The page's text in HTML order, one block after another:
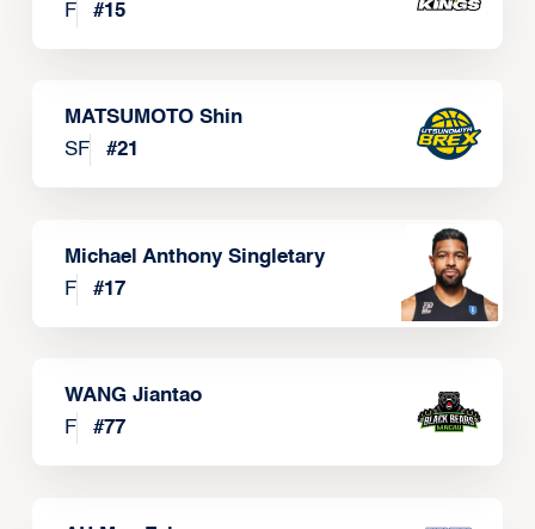
F
#15
MATSUMOTO Shin
SF
#21
Michael Anthony Singletary
F
#17
WANG Jiantao
F
#77